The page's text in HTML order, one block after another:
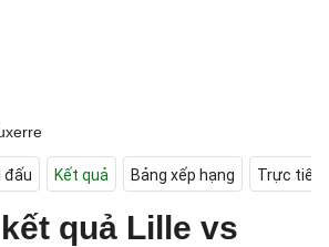
đấu Kết quả Bảng xếp hạng Trực tiếp
quả Lille vs